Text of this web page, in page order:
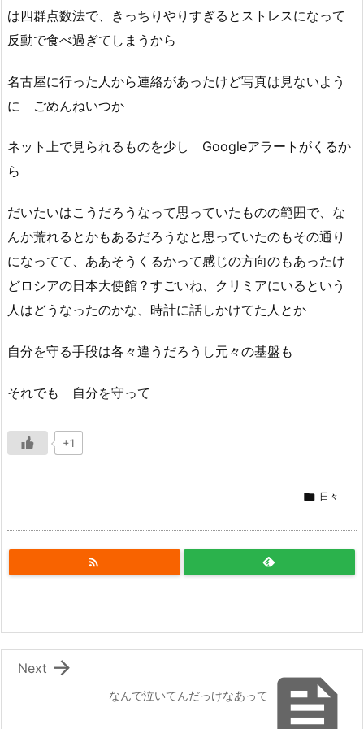
は四群点数法で、きっちりやりすぎるとストレスになって
反動で食べ過ぎてしまうから
名古屋に行った人から連絡があったけど写真は見ないよう
に ごめんねいつか
ネット上で見られるものを少し Googleアラートがくるか
ら
だいたいはこうだろうなって思っていたものの範囲で、な
んか荒れるとかもあるだろうなと思っていたのもその通り
になってて、ああそうくるかって感じの方向のもあったけ
どロシアの日本大使館？すごいね、クリミアにいるという
人はどうなったのかな、時計に話しかけてた人とか
自分を守る手段は各々違うだろうし元々の基盤も
それでも 自分を守って
+1
 日々


なんで泣いてんだっけなあって

Next